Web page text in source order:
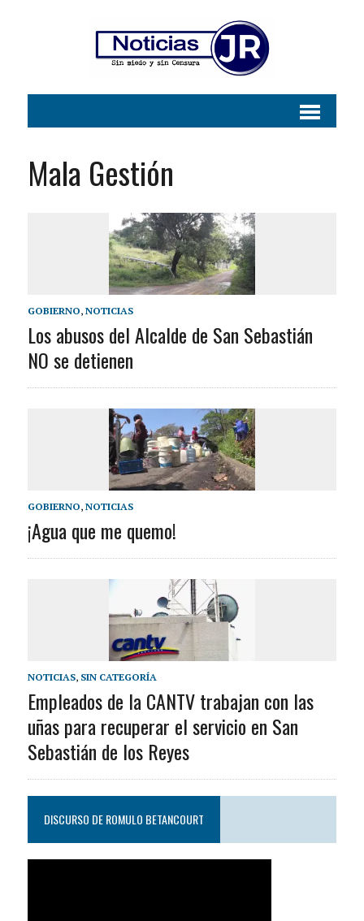
Mala Gestión
GOBIERNO, NOTICIAS
Los abusos del Alcalde de San Sebastián
NO se detienen
GOBIERNO, NOTICIAS
¡Agua que me quemo!
NOTICIAS, SIN CATEGORÍA
Empleados de la CANTV trabajan con las
uñas para recuperar el servicio en San
Sebastián de los Reyes
DISCURSO DE ROMULO BETANCOURT